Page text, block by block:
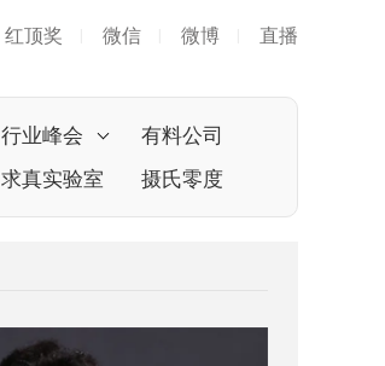
红顶奖 微信 微博 直播
行业峰会
有料公司
求真实验室
摄氏零度